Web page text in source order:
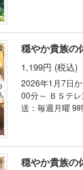
本収録！ 【あらすじ】 狂信者たちの奴隷の身分から抜け出し、リゼルたちと行動をともにすることになったクァ
ト。 冒険者登録
力を取り戻すべ
り、故郷の島へ
の途中、リゼル
穏やか貴族の
1,199円 (税込)
2026年1月7日
00分～ ＢＳテレ東 １月8日から毎週木曜 深夜24時30分～ AT-X 1月8日から毎週木曜 21時30分～ （リピート放
送：毎週月曜 9時
たち。 すっか
わらない。 若手
穏やか貴族の